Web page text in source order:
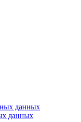
данных
данных